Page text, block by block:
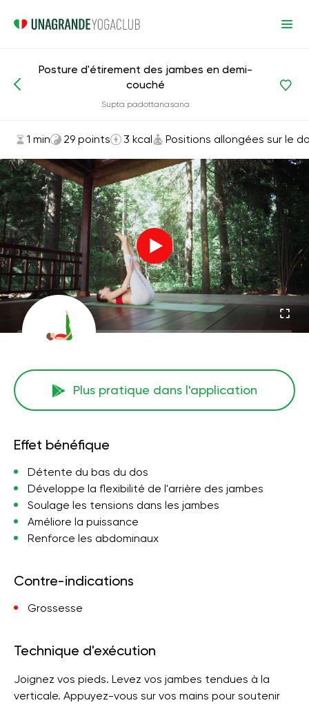
Positions allongées sur le dos
Posture d'étirement des jambes en demi-
couché
Supta padottanasana
1 min 29 points 3 kcal Positions allongées sur le
Plus pratique dans l'application
Effet bénéfique
Détente du bas du dos
Développe la flexibilité de l'arrière des jambes
Soulage les tensions dans les jambes
Améliore la puissance
Renforce les abdominaux
Contre-indications
Grossesse
Technique d'exécution
Joignez vos pieds. Levez vos jambes tendues à la
verticale. Appuyez-vous sur vos mains pour soutenir